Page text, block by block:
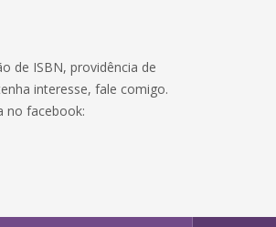
de ISBN, providência de
interesse, fale comigo.
no facebook: